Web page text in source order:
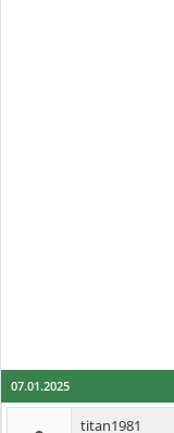
07.01.2025
titan1981